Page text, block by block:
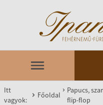
Itt
vagyok:
Főoldal
Papucs,
flip-flop